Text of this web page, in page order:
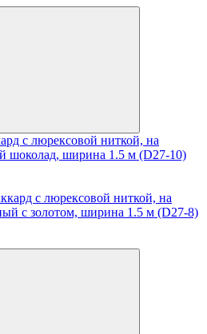
с люрексовой ниткой, на
шоколад, ширина 1.5 м (D27-10)